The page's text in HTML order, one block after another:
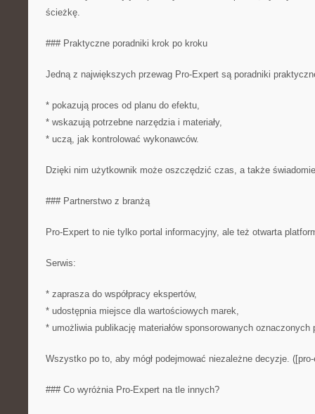
ścieżkę.
### Praktyczne poradniki krok po kroku
Jedną z największych przewag Pro-Expert są poradniki
* pokazują proces od planu do efektu,
* wskazują potrzebne narzędzia i materiały,
* uczą, jak kontrolować wykonawców.
Dzięki nim użytkownik może oszczędzić czas, a także
### Partnerstwo z branżą
Pro-Expert to nie tylko portal informacyjny, ale też otwarta
Serwis:
* zaprasza do współpracy ekspertów,
* udostępnia miejsce dla wartościowych marek,
* umożliwia publikację materiałów sponsorowanych oznaczonych
Wszystko po to, aby mógł podejmować niezależne decyzje.
### Co wyróżnia Pro-Expert na tle innych?